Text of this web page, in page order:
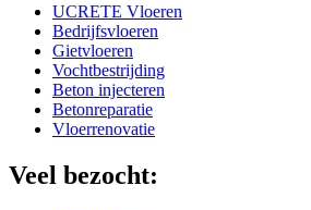
UCRETE Vloeren
Bedrijfsvloeren
Gietvloeren
Vochtbestrijding
Beton injecteren
Betonreparatie
Vloerrenovatie
Veel bezocht: